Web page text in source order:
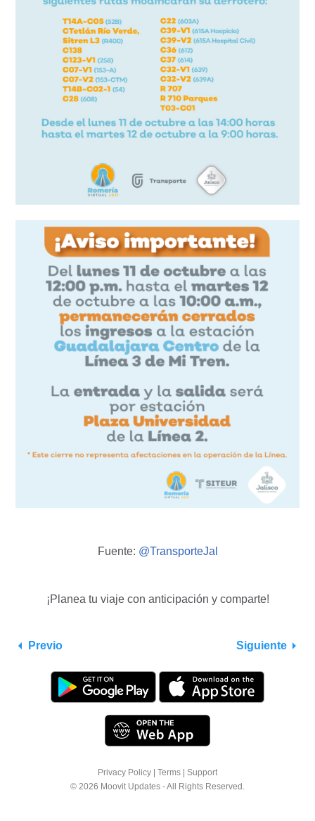
Fuente: @TransporteJal
¡Planea tu viaje con anticipación y comparte!
Previo Siguiente
Privacy Policy Terms
Support
© 2026 Moovit Updates - All Rights Reserved.